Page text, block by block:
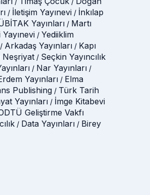
/ İletişim Yayınevi / İnkılap
Yayınları / Martı
Yayınevi / Yediiklim
/ Arkadaş Yayınları / Kapı
Neşriyat / Seçkin Yayıncılık
/ Nar Yayınları /
Yayınları / Elma
Publishing / Türk Tarih
Yayınları / İmge Kitabevi
Geliştirme Vakfı
/ Data Yayınları / Birey